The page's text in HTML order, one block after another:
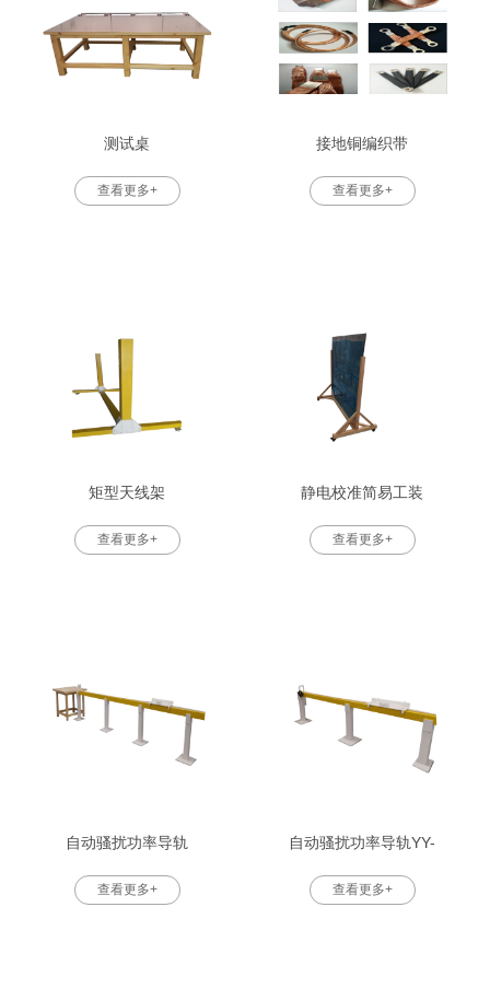
测试桌
查看更多+
接地铜编织带
查看更多+
矩型天线架
查看更多+
静电校准简易工装
查看更多+
自动骚扰功率导轨
查看更多+
自动骚扰功率导轨YY-
查看更多+